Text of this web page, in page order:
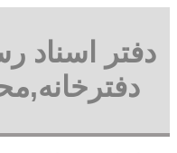
دفتر اسناد